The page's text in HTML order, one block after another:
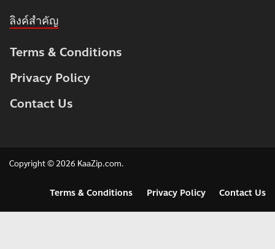
ลิงค์สำคัญ
Terms & Conditions
Privacy Policy
Contact Us
Copyright © 2026 KaaZip.com
Terms & Conditions Privacy Policy Contact Us